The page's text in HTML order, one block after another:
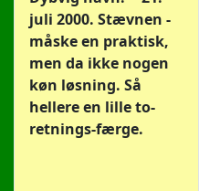
juli 2000. Stævnen -
måske en praktisk,
men da ikke nogen
køn løsning. Så
hellere en lille to-
retnings-færge.